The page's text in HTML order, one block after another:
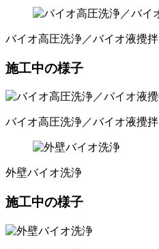
バイオ高圧洗浄／バイオ液攪拌
施工中の様子
バイオ高圧洗浄／バイオ液攪拌
外壁バイオ洗浄
施工中の様子